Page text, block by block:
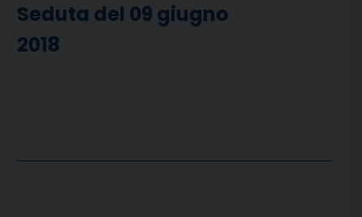
Seduta del 09 giugno
2018